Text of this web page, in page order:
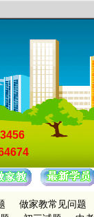
做家教常见问题